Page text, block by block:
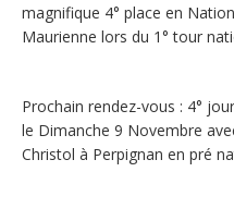
magnifique 4° place en
Maurienne lors du 1° tour
Prochain rendez-vous : 4°
le Dimanche 9 Novembre
Christol à Perpignan en pré